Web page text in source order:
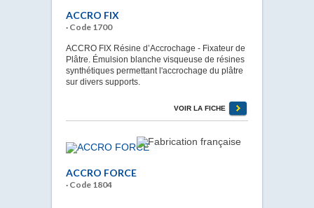
ACCRO FIX
· Code 1700
ACCRO FIX Résine d’Accrochage - Fixateur de
Plâtre. Émulsion blanche visqueuse de résines
synthétiques permettant l'accrochage du plâtre
sur divers supports.
VOIR LA FICHE
ACCRO FORCE
· Code 1804